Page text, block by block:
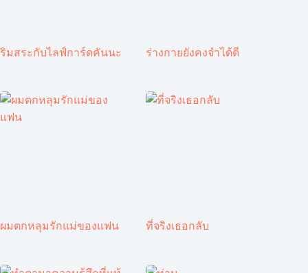
ริมสระกับไลฟ์การ์ดคันนะ ร่างกายยังคงจำได้ดี
ผมตกหลุมรักแม่ของแฟน ที่จริงเธอกลับ